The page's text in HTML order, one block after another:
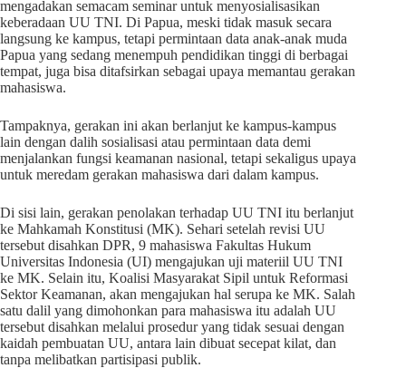
mengadakan semacam seminar untuk menyosialisasikan
keberadaan UU TNI. Di Papua, meski tidak masuk secara
langsung ke kampus, tetapi permintaan data anak-anak muda
Papua yang sedang menempuh pendidikan tinggi di berbagai
tempat, juga bisa ditafsirkan sebagai upaya memantau gerakan
mahasiswa.
Tampaknya, gerakan ini akan berlanjut ke kampus-kampus
lain dengan dalih sosialisasi atau permintaan data demi
menjalankan fungsi keamanan nasional, tetapi sekaligus upaya
untuk meredam gerakan mahasiswa dari dalam kampus.
Di sisi lain, gerakan penolakan terhadap UU TNI itu berlanjut
ke Mahkamah Konstitusi (MK). Sehari setelah revisi UU
tersebut disahkan DPR, 9 mahasiswa Fakultas Hukum
Universitas Indonesia (UI) mengajukan uji materiil UU TNI
ke MK. Selain itu, Koalisi Masyarakat Sipil untuk Reformasi
Sektor Keamanan, akan mengajukan hal serupa ke MK. Salah
satu dalil yang dimohonkan para mahasiswa itu adalah UU
tersebut disahkan melalui prosedur yang tidak sesuai dengan
kaidah pembuatan UU, antara lain dibuat secepat kilat, dan
tanpa melibatkan partisipasi publik.